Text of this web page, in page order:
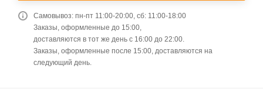
Самовывоз: пн-пт 11:00-20:00, сб: 11:00-18:00
Заказы, оформленные до 15:00,
доставляются в тот же день с 16:00 до 22:00.
Заказы, оформленные после 15:00, доставляются на
следующий день.